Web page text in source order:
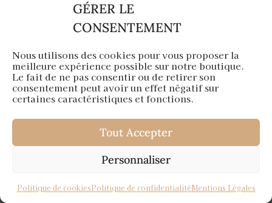
GÉRER LE
CONSENTEMENT
Nous utilisons des cookies pour vous proposer la
meilleure expérience possible sur notre boutique.
Le fait de ne pas consentir ou de retirer son
consentement peut avoir un effet négatif sur
certaines caractéristiques et fonctions.
Tout Accepter
Personnaliser
Politique de cookiesPolitique de confidentialitéMentions Légales
Choisir le Bon Outil :
Comparatif des Meilleurs
Fers à Boucler pour